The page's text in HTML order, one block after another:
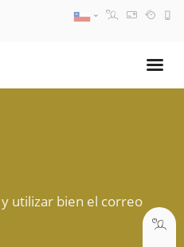
utilizar bien el correo
PM